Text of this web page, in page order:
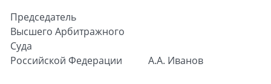
Председатель
Высшего Арбитражного
Суда
Российской Федерации
А.А. Иванов